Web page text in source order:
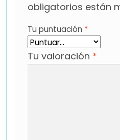
obligatorios están
Tu puntuación *
Tu valoración *